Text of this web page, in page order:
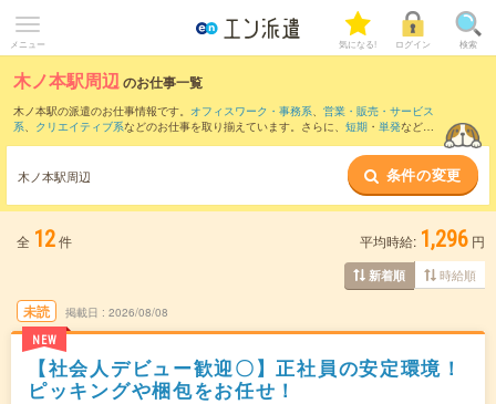
メニュー 気になる! ログイン 検索
木ノ本駅周辺のお仕事一覧
木ノ本駅の派遣のお仕事情報です。 オフィスワーク・事務系、 営業・販売・サービス
系、 クリエイティブ系などのお仕事を取り揃えています。さらに、 短期 ・ 単発などの
また、虎姫駅・
など近隣駅のお仕事もご確認い
ただけます。
木ノ本駅周辺 条件の変更
全 12件 平均時給: 1,296 円
新着順 時給順
未読
NEW
掲載日 2026/08/08
【社会人デビュー歓迎〇】正社員の安定環境！
ピッキングや梱包をお任せ！